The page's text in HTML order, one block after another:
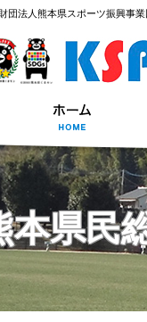
団法人熊本県スポーツ振興事
本県民